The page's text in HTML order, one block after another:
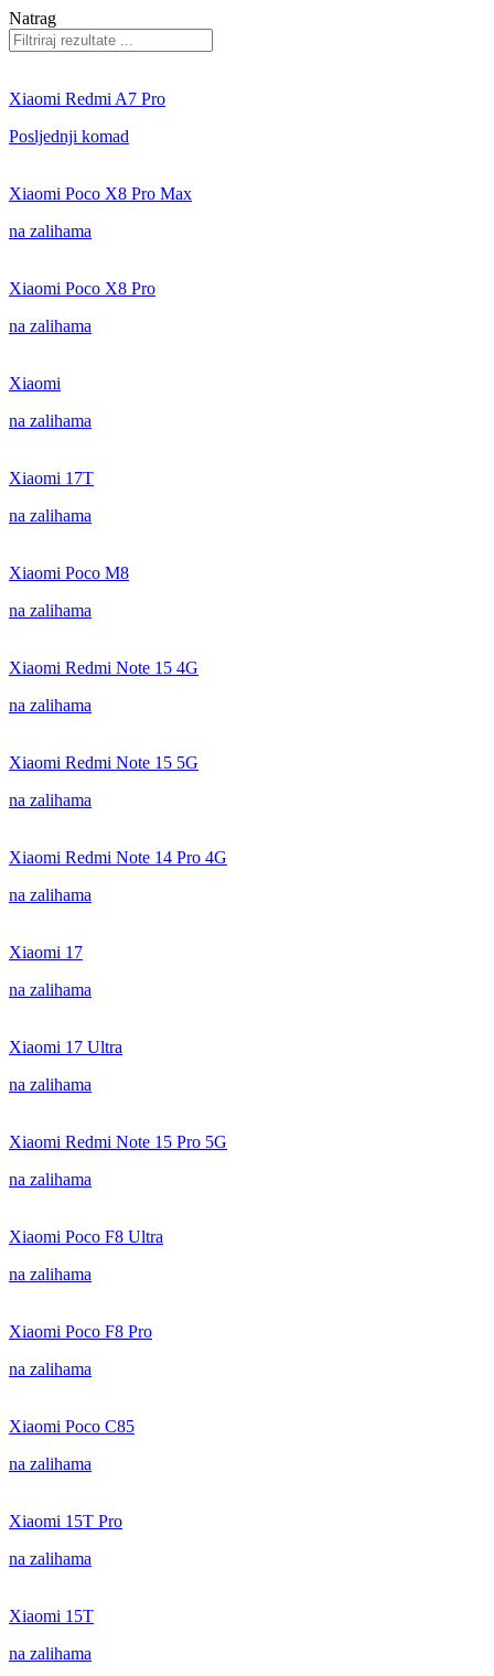
Natrag
Xiaomi Redmi A7 Pro
Posljednji komad
Xiaomi Poco X8 Pro Max
na zalihama
Xiaomi Poco X8 Pro
na zalihama
Xiaomi
na zalihama
Xiaomi 17T
na zalihama
Xiaomi Poco M8
na zalihama
Xiaomi Redmi Note 15 4G
na zalihama
Xiaomi Redmi Note 15 5G
na zalihama
Xiaomi Redmi Note 14 Pro 4G
na zalihama
Xiaomi 17
na zalihama
Xiaomi 17 Ultra
na zalihama
Xiaomi Redmi Note 15 Pro 5G
na zalihama
Xiaomi Poco F8 Ultra
na zalihama
Xiaomi Poco F8 Pro
na zalihama
Xiaomi Poco C85
na zalihama
Xiaomi 15T Pro
na zalihama
Xiaomi 15T
na zalihama